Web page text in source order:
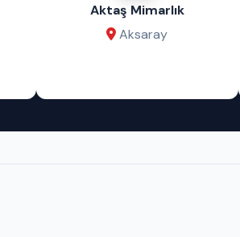
Aktaş Mimarlık
Aksaray